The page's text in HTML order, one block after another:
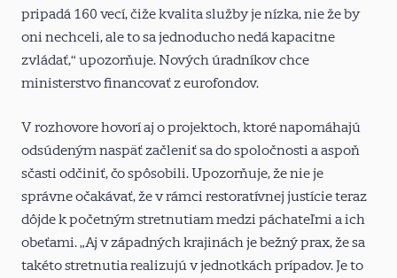
pripadá 160 vecí, čiže kvalita služby je nízka, nie že by
oni nechceli, ale to sa jednoducho nedá kapacitne
zvládať,“ upozorňuje. Nových úradníkov chce
ministerstvo financovať z eurofondov.
V rozhovore hovorí aj o projektoch, ktoré napomáhajú
odsúdeným naspäť začleniť sa do spoločnosti a aspoň
sčasti odčiniť, čo spôsobili. Upozorňuje, že nie je
správne očakávať, že v rámci restoratívnej justície teraz
dôjde k početným stretnutiam medzi páchateľmi a ich
obeťami. „Aj v západných krajinách je bežný prax, že sa
takéto stretnutia realizujú v jednotkách prípadov. Je to